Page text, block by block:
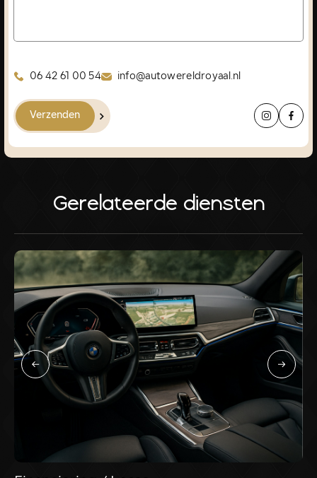
06 42 61 00 54 info@autowereldroyaal.nl
Verzenden
Gerelateerde diensten